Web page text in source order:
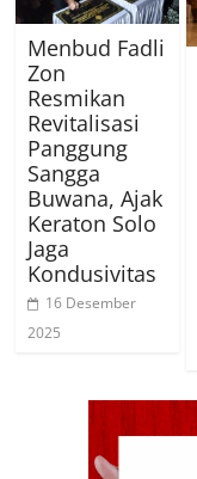
Menbud Fadli
Zon
Resmikan
Revitalisasi
Panggung
Sangga
Buwana, Ajak
Keraton Solo
Jaga
Kondusivitas
16 Desember
2025